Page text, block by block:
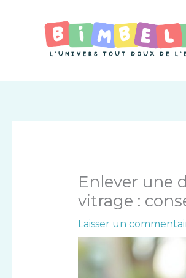
Enlever une
vitrage :
Laisser un